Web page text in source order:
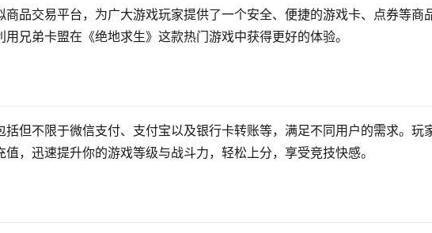
商品交易平台，为广大游戏玩家提供了一个安全、便捷的游戏卡、点券等商
兄弟卡盟在《绝地求生》这款热门游戏中获得更好的体验。
括但不限于微信支付、支付宝以及银行卡转账等，满足不同用户的需求。玩
，迅速提升你的游戏等级与战斗力，轻松上分，享受竞技快感。